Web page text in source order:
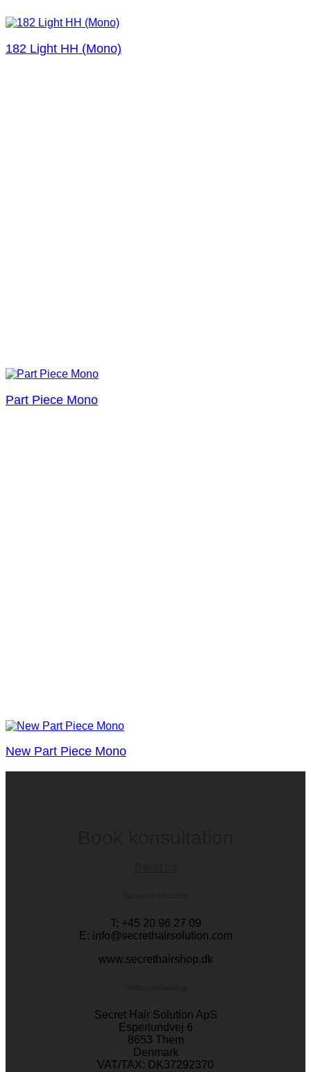
182 Light HH (Mono)
Part Piece Mono
New Part Piece Mono
T: +45 20 96 27 09
E: info@secrethairsolution.com
www.secrethairshop.dk
Secret Hair Solution ApS
Esperlundvej 6
8653 Them
Denmark
VAT/TAX: DK37292370